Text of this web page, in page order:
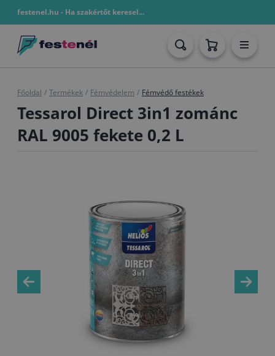
festenel.hu - Ha szakértőt keresel...
Főoldal / Termékek / Fémvédelem / Fémvédő festékek
Tessarol Direct 3in1 zománc
RAL 9005 fekete 0,2 L